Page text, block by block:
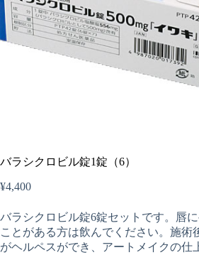
バラシクロビル錠1錠（6）
¥4,400
バラシクロビル錠6錠セットです。唇
ことがある方は飲んでください。施術
がヘルペスができ、アートメイクの仕